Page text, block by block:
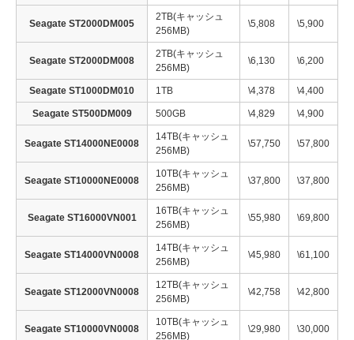
Seagate ST2000DM005
2TB(キャッシュ
256MB)
\5,808 \5,900
Seagate ST2000DM008
2TB(キャッシュ
256MB)
\6,130 \6,200
Seagate ST1000DM010 1TB \4,378 \4,400
Seagate ST500DM009 500GB \4,829 \4,900
Seagate ST14000NE0008
14TB(キャッシュ
256MB)
\57,750 \57,800
Seagate ST10000NE0008
10TB(キャッシュ
256MB)
\37,800 \37,800
Seagate ST16000VN001
16TB(キャッシュ
256MB)
\55,980 \69,800
Seagate ST14000VN0008
14TB(キャッシュ
256MB)
\45,980 \61,100
Seagate ST12000VN0008
12TB(キャッシュ
256MB)
\42,758 \42,800
Seagate ST10000VN0008
10TB(キャッシュ
256MB)
\29,980 \30,000